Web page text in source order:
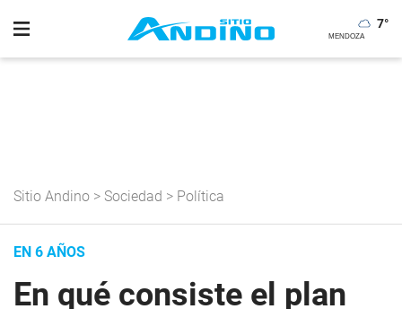
7°
Sitio Andino > Sociedad > Política
EN 6 AÑOS
En qué consiste el plan